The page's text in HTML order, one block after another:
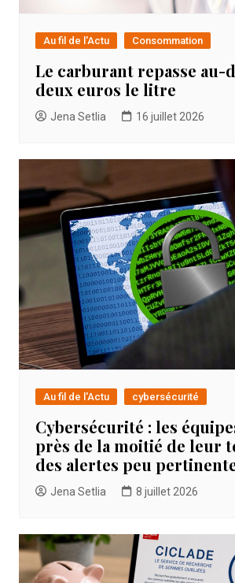
Au fil de l'Actu Consommation
Le carburant repasse au-
deux euros le litre
Jena Setlia 16 juillet 2026
Au fil de l'Actu cybersécurité
Cybersécurité : les
près de la moitié de leur
des alertes peu
Jena Setlia 8 juillet 2026